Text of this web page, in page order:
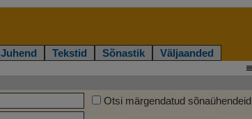
Juhend Tekstid Sõnastik Väljaanded
Otsi märgendatud sõnaühendeid